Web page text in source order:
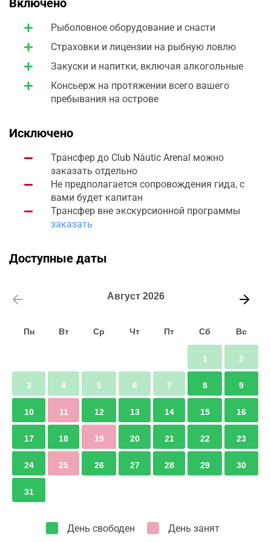
Включено
Рыболовное оборудование и снасти
Страховки и лицензии на рыбную ловлю
Закуски и напитки, включая алкогольные
Консьерж на протяжении всего вашего
пребывания на острове
Исключено
Трансфер до Club Nàutic Arenal можно
заказать отдельно
Не предполагается сопровождения гида, с
вами будет капитан
Трансфер вне экскурсионной программы
заказать
Доступные даты
Август 2026
Пн Вт Ср Чт Пт Сб Вс
1 2
3 4 5 6 7 8 9
10 11 12 13 14 15 16
17 18 19 20 21 22 23
24 25 26 27 28 29 30
31
День свободен День занят